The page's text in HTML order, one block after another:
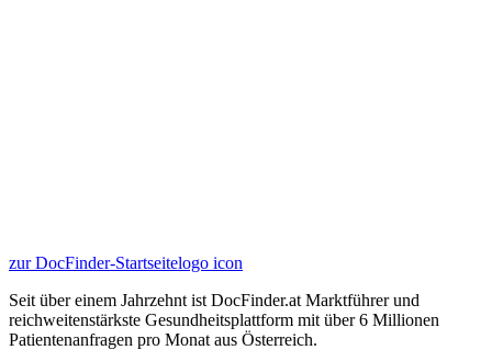
zur DocFinder-Startseitelogo icon
Seit über einem Jahrzehnt ist DocFinder.at Marktführer und
reichweitenstärkste Gesundheitsplattform mit über 6 Millionen
Patientenanfragen pro Monat aus Österreich.